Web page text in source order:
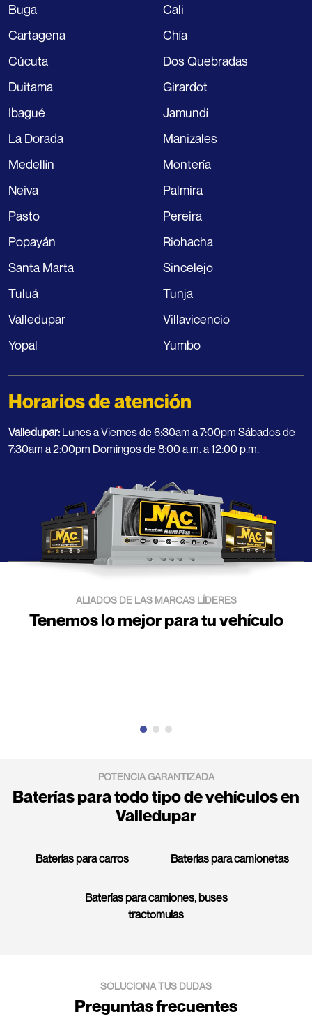
Buga
Cali
Cartagena
Chía
Cúcuta
Dos Quebradas
Duitama
Girardot
Ibagué
Jamundí
La Dorada
Manizales
Medellín
Montería
Neiva
Palmira
Pasto
Pereira
Popayán
Riohacha
Santa Marta
Sincelejo
Tuluá
Tunja
Valledupar
Villavicencio
Yopal
Yumbo
Horarios de atención
Valledupar: Lunes a Viernes de 6:30am a 7:00pm Sábados de
7:30am a 2:00pm Domingos de 8:00 a.m. a 12:00 p.m.
ALIADOS DE LAS MARCAS LÍDERES
Tenemos lo mejor para tu vehículo
POTENCIA GARANTIZADA
Baterías para todo tipo de vehículos en
Valledupar
Baterías para carros Baterías para camionetas
Baterías para camiones, buses
tractomulas
SOLUCIONA TUS DUDAS
Preguntas frecuentes